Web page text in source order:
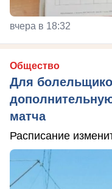
вчера в 18:32
Общество
Для
матча
Расписание